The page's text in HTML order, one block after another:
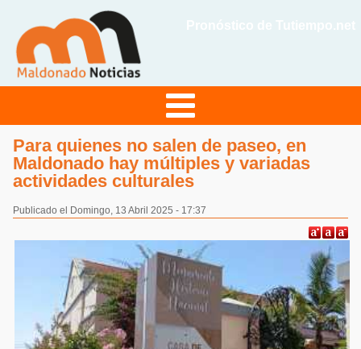
Para quienes no salen de paseo, en
Maldonado hay múltiples y variadas
actividades culturales
Publicado el Domingo, 13 Abril 2025 - 17:37